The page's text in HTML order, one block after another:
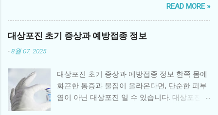
정서적 소외감을 느끼거나, 불안·우울 같은 심리
적 문제를 경험하기 쉽습니다. 따라서 체계적인
형제자매 심리 지원 프로그램 은 환아 가족 전체
의 건강한 회복에 매우 중요한 역할을 합니다. 1.
을 느낌 불안과 두려움: 동생 또는 형제의 병에
대한 불확실성과 두려움 죄책감: 환아와 비교하
면서 “내가 건강해서 미안하다”는 생각 분노와
READ MORE »
대상포진 초기 증상과 예방접종 정보
-8월 07, 2025
대상포진 초기 증상과 예방접종 정보 한쪽 몸에
화끈한 통증과 물집이 올라온다면, 단순한 피부
염이 아닌 대상포진 일 수 있습니다. 대상포진은